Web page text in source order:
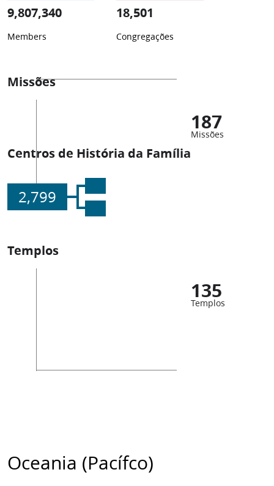
9,807,340
Members
18,501
Congregações
Missões
187
Missões
Centros de História da Família
2,799
Templos
135
Templos
Oceania (Pacífco)